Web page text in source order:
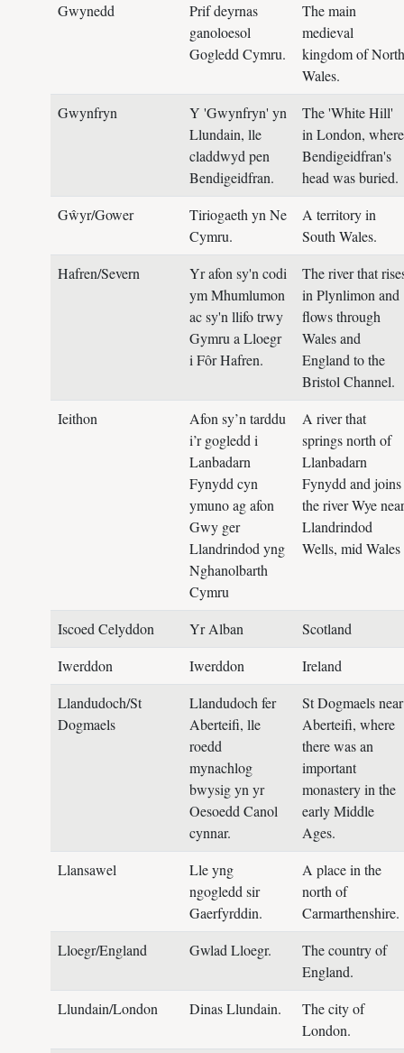
Gwynedd
Prif deyrnas
ganoloesol
Gogledd Cymru.
The main
medieval
kingdom of North
Wales.
Gwynfryn
Y 'Gwynfryn' yn
Llundain, lle
claddwyd pen
Bendigeidfran.
The 'White Hill'
in London, where
Bendigeidfran's
head was buried.
Gŵyr/Gower
Tiriogaeth yn Ne
Cymru.
A territory in
South Wales.
Hafren/Severn
Yr afon sy'n codi
ym Mhumlumon
ac sy'n llifo trwy
Gymru a Lloegr
i Fôr Hafren.
The river that
in Plynlimon and
flows through
Wales and
England to the
Bristol Channel.
Ieithon
Afon sy’n tarddu
i’r gogledd i
Lanbadarn
Fynydd cyn
ymuno ag afon
Gwy ger
Llandrindod yng
Nghanolbarth
Cymru
A river that
springs north of
Llanbadarn
Fynydd and joins
the river Wye near
Llandrindod
Wells, mid Wales
Iscoed Celyddon Yr Alban
Scotland
Iwerddon
Iwerddon
Ireland
Llandudoch/St
Dogmaels
Llandudoch fer
Aberteifi, lle
roedd
mynachlog
bwysig yn yr
Oesoedd Canol
cynnar.
St Dogmaels near
Aberteifi, where
there was an
important
monastery in the
early Middle
Ages.
Llansawel
Lle yng
ngogledd sir
Gaerfyrddin.
A place in the
north of
Carmarthenshire.
Lloegr/England
Gwlad Lloegr.
The country of
England.
Llundain/London
Dinas Llundain.
The city of
London.